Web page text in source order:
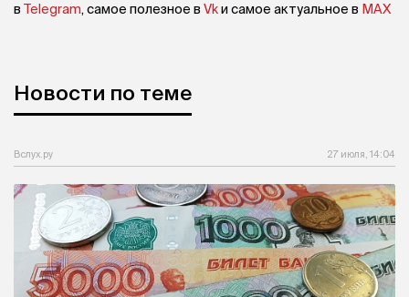
в Telegram, самое полезное в Vkи самое актуальное в MAX
Новости по теме
Вслух.ру 27 июля, 14:04